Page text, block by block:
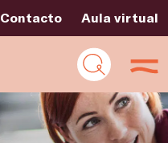
Contacto Aula virtual